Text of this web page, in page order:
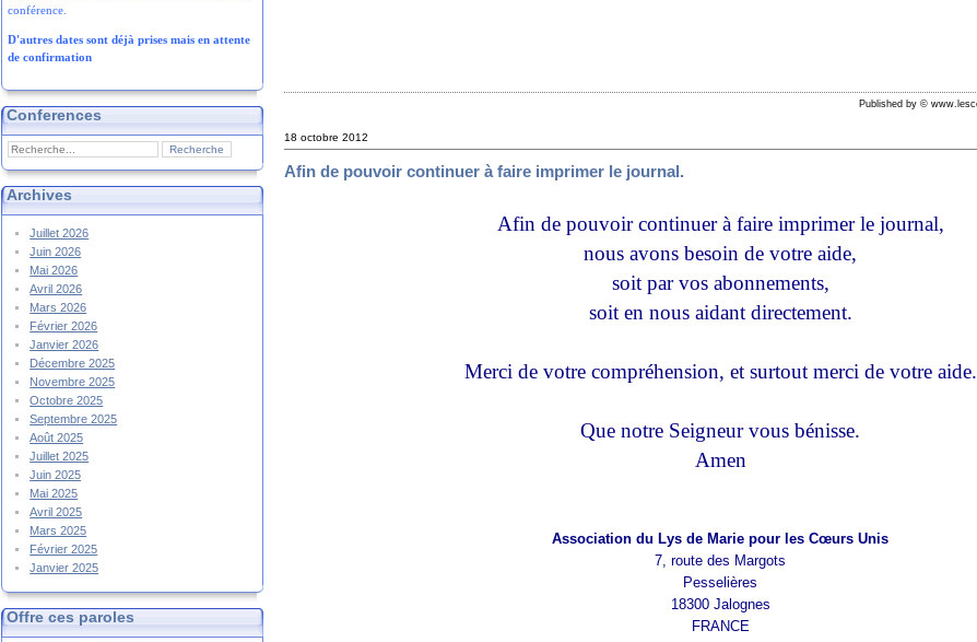
conférence.
D'autres dates sont déjà prises mais en attente
de confirmation
Conferences
Archives
Juillet 2026
Juin 2026
Mai 2026
Avril 2026
Mars 2026
Février 2026
Janvier 2026
Décembre 2025
Novembre 2025
Octobre 2025
Septembre 2025
Août 2025
Juillet 2025
Juin 2025
Mai 2025
Avril 2025
Mars 2025
Février 2025
Janvier 2025
Offre ces paroles
Published by ©
18 octobre 2012
Afin de pouvoir continuer à faire imprimer le journal.
Afin de pouvoir continuer à faire imprimer le journal,
nous avons besoin de votre aide,
soit par vos abonnements,
soit en nous aidant directement.
Merci de votre compréhension, et surtout merci de votre aide.
Que notre Seigneur vous bénisse.
Amen
Association du Lys de Marie pour les Cœurs Unis
7, route des Margots
Pesselières
18300 Jalognes
FRANCE